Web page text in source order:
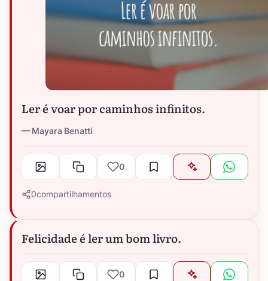
Ler é voar por caminhos infinitos.
Mayara Benatti
0
0compartilhamentos
Felicidade é ler um bom livro.
0